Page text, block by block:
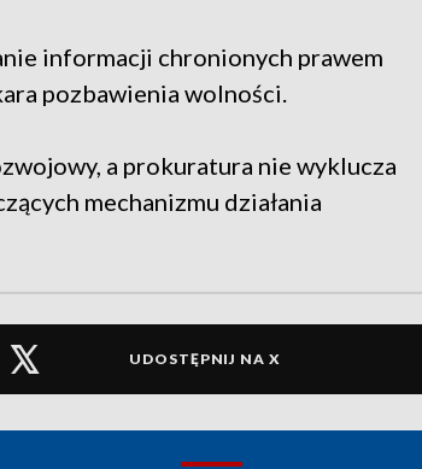
informacji chronionych prawem
pozbawienia wolności.
a prokuratura nie wyklucza
mechanizmu działania
UDOSTĘPNIJ NA X